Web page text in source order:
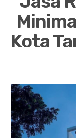
Kota